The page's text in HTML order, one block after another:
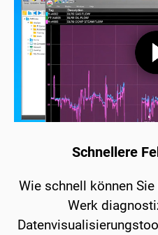
Schnellere
Wie schnell können
Werk